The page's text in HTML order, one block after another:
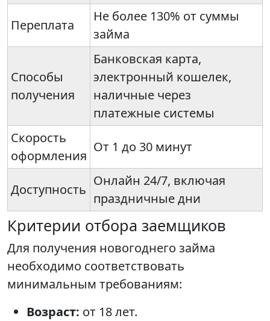
Переплата
Не более 130% от суммы
займа
Способы
получения
Банковская карта,
электронный кошелек,
наличные через
платежные системы
Скорость
оформления
От 1 до 30 минут
Доступность
Онлайн 24/7, включая
праздничные дни
Критерии отбора заемщиков
Для получения новогоднего займа
необходимо соответствовать
минимальным требованиям:
Возраст: от 18 лет.